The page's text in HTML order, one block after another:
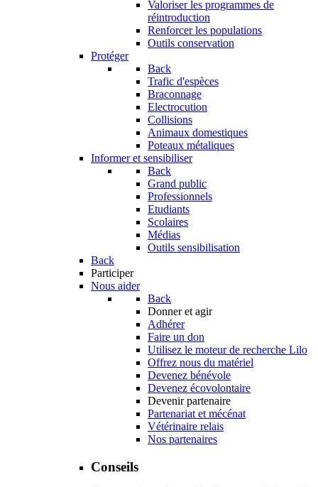
Valoriser les programmes de
réintroduction
Renforcer les populations
Outils conservation
Protéger
Back
Trafic d'espèces
Braconnage
Electrocution
Collisions
Animaux domestiques
Poteaux métaliques
Informer et sensibiliser
Back
Grand public
Professionnels
Etudiants
Scolaires
Médias
Outils sensibilisation
Back
Participer
Nous aider
Back
Donner et agir
Adhérer
Faire un don
Utilisez le moteur de recherche Lilo
Offrez nous du matériel
Devenez bénévole
Devenez écovolontaire
Devenir partenaire
Partenariat et mécénat
Vétérinaire relais
Nos partenaires
Conseils